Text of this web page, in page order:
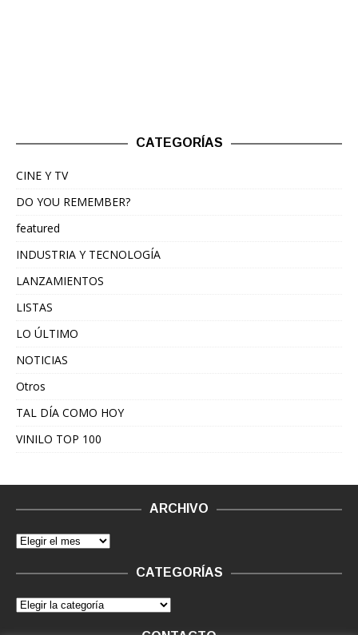
CATEGORÍAS
CINE Y TV
DO YOU REMEMBER?
featured
INDUSTRIA Y TECNOLOGÍA
LANZAMIENTOS
LISTAS
LO ÚLTIMO
NOTICIAS
Otros
TAL DÍA COMO HOY
VINILO TOP 100
ARCHIVO
CATEGORÍAS